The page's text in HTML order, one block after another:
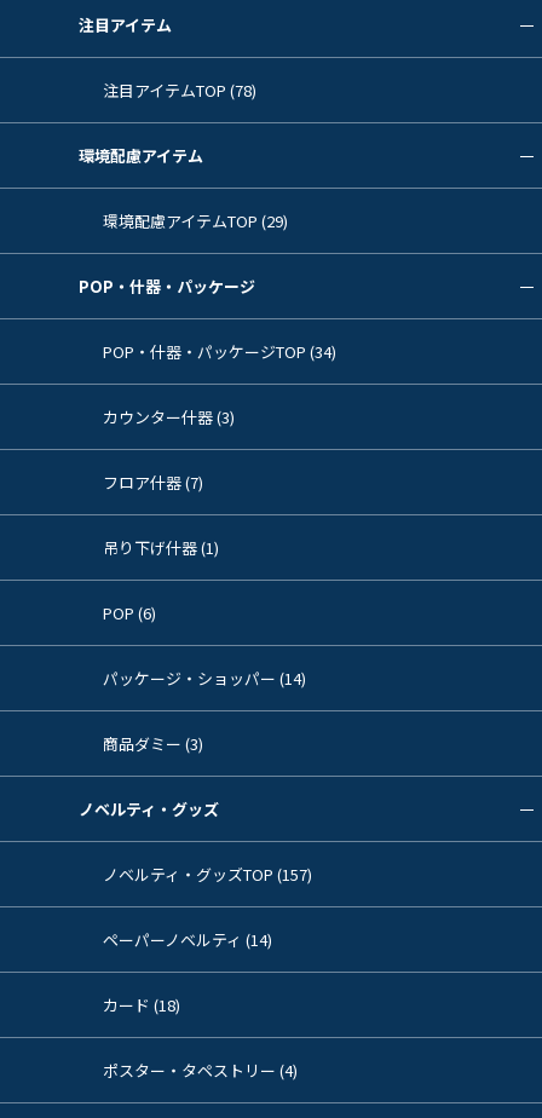
注目アイテム
注目アイテムTOP (78)
環境配慮アイテム
環境配慮アイテムTOP (29)
POP・什器・パッケージ
POP・什器・パッケージTOP (34)
カウンター什器 (3)
フロア什器 (7)
吊り下げ什器 (1)
POP (6)
パッケージ・ショッパー (14)
商品ダミー (3)
ノベルティ・グッズ
ノベルティ・グッズTOP (157)
ペーパーノベルティ (14)
カード (18)
ポスター・タペストリー (4)